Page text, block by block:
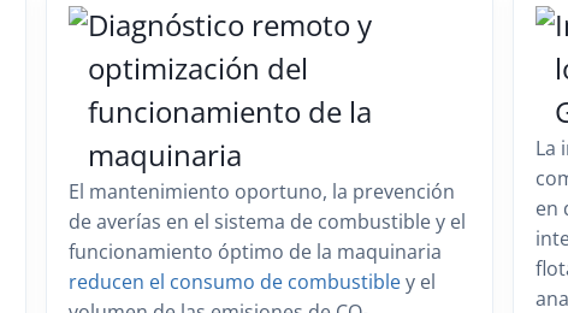
Diagnóstico remoto y
optimización del
funcionamiento de la
maquinaria
El mantenimiento oportuno, la prevención
de averías en el sistema de combustible y el
funcionamiento óptimo de la maquinaria
reducen el consumo de combustibley el
La
en